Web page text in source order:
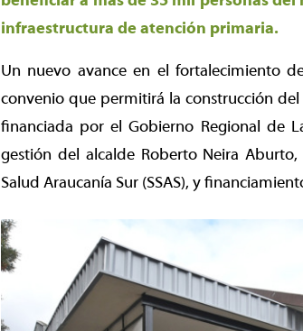
infraestructura de atención primaria.
Un nuevo avance en el fortalecimiento
convenio que permitirá la construcción del
financiada por el Gobierno Regional de
gestión del alcalde Roberto Neira
Salud Araucanía Sur (SSAS), y